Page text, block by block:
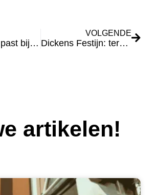
Welke sport past bij mij?
VOLGENDE
Dickens Festijn: terug in de tijd
artikelen!